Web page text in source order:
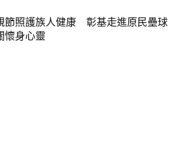
節照護族人健康 彰基走進原民壘球
懷身心靈